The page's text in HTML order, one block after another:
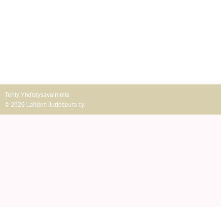
Tehty Yhdistysavaimella
© 2026 Lahden Judoseura r.y.